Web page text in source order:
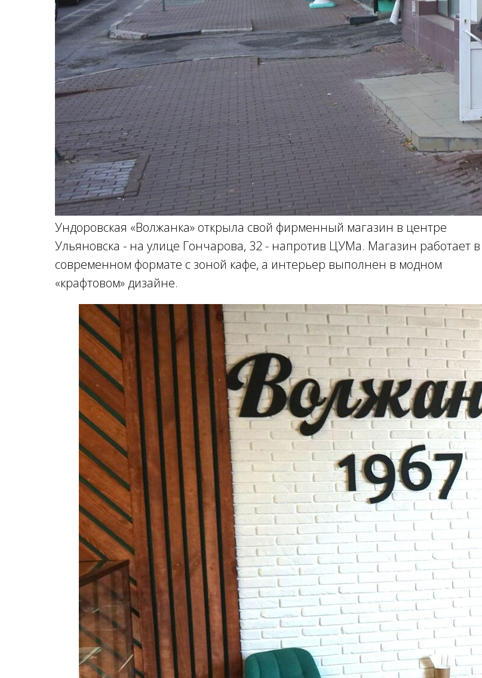
Ундоровская «Волжанка» открыла свой фирменный магазин в центре
Ульяновска - на улице Гончарова, 32 - напротив ЦУМа. Магазин работает в
современном формате с зоной кафе, а интерьер выполнен в модном
«крафтовом» дизайне.